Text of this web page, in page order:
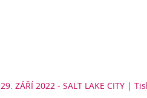
29. ZÁŘÍ 2022 - SALT LAKE CITY